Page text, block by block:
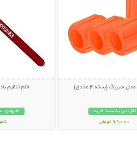
شبرنگ (بسته 4 عددی)
افزودن به سبد خرید
99,000 تومان
قلم تنظیم
افزودن